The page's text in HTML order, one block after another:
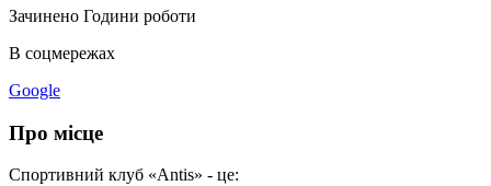
Зачинено Години роботи
В соцмережах
Google
Про місце
Спортивний клуб «Antis» - це: